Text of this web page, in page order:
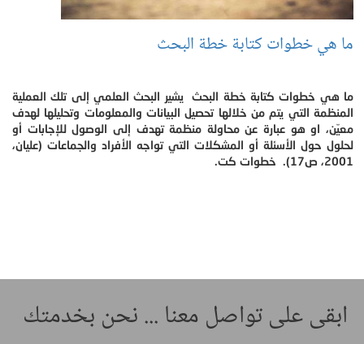
ما هي خطوات كتابة خطة البحث
ما هي خطوات كتابة خطة البحث يشير البحث العلمي إلى تلك العملية
المنظمة التي يتم من خلالها تحصيل البيانات والمعلومات وتحليلها لهدف
معيّن، او هو عبارة عن محاولة منظمة تهدف إلى الوصول للإجابات أو
لحلول حول الأسئلة أو المشكلات التي تواجه الأفراد والجماعات (عليان،
2001، ص17). خطوات كت.
ابقى على تواصل معنا ... نحن بخدمتك